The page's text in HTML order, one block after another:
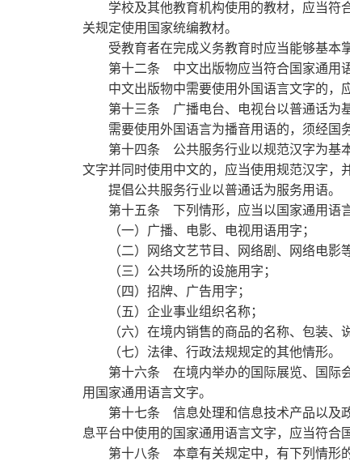
学校及其他教育机构使用的教材，应当符
关规定使用国家统编教材。
受教育者在完成义务教育时应当能够基本掌
第十二条
中文出版物应当符合国家通用
中文出版物中需要使用外国语言文字的，应
第十三条
广播电台、电视台以普通话为
需要使用外国语言为播音用语的，须经国务
第十四条
公共服务行业以规范汉字为基
文字并同时使用中文的，应当使用规范汉字，
提倡公共服务行业以普通话为服务用语。
第十五条
下列情形，应当以国家通用语
（一）广播、电影、电视用语用字；
（二）网络文艺节目、网络剧、网络电影等
（三）公共场所的设施用字；
（四）招牌、广告用字；
（五）企业事业组织名称；
（六）在境内销售的商品的名称、包装、说
（七）法律、行政法规规定的其他情形。
第十六条
在境内举办的国际展览、国际
用国家通用语言文字。
第十七条
信息处理和信息技术产品以及
息平台中使用的国家通用语言文字，应当符合
第十八条
本章有关规定中，有下列情形